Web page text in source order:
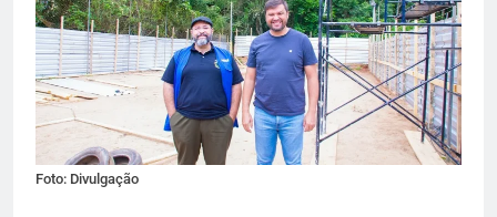
Foto: Divulgação